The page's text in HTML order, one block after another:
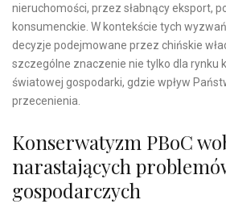
nieruchomości, przez słabnący eksport,
konsumenckie. W kontekście tych
decyzje podejmowane przez chińskie
szczególne znaczenie nie tylko dla rynku
światowej gospodarki, gdzie wpływ
przecenienia.
Konserwatyzm PBoC
narastających
gospodarczych